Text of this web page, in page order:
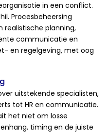
in een conflict.
Procesbeheersing
realistische planning,
communicatie en
en regelgeving, met oog
uitstekende specialisten,
tot HR en communicatie.
het niet om losse
timing en de juiste